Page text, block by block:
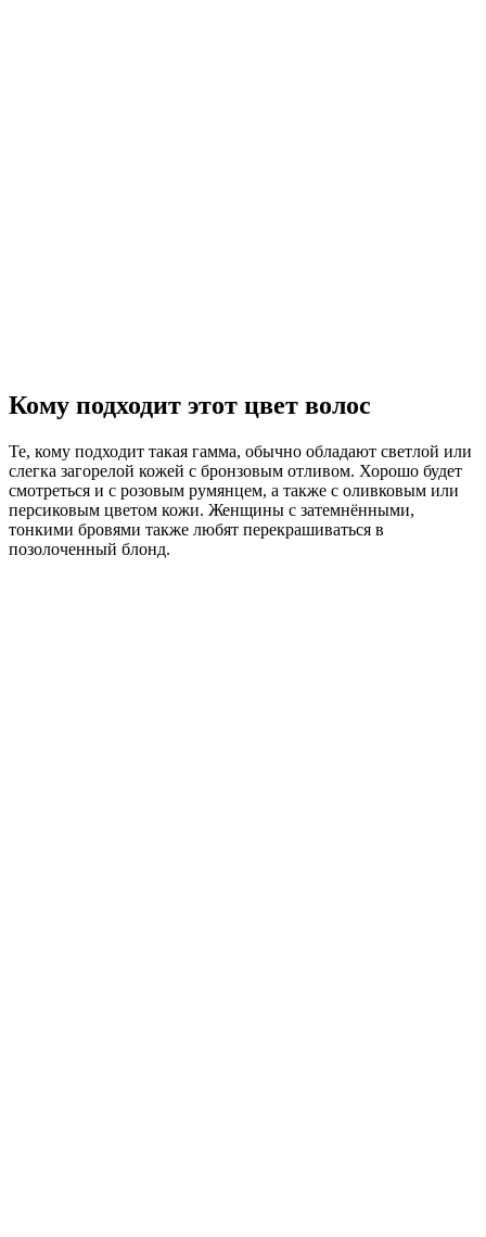
Кому подходит этот цвет волос
Те, кому подходит такая гамма, обычно обладают светлой или
слегка загорелой кожей с бронзовым отливом. Хорошо будет
смотреться и с розовым румянцем, а также с оливковым или
персиковым цветом кожи. Женщины с затемнёнными,
тонкими бровями также любят перекрашиваться в
позолоченный блонд.